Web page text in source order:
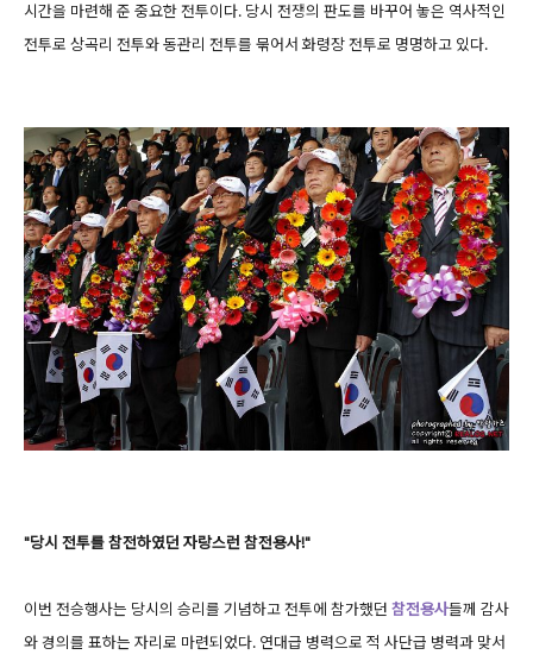
시간을 마련해 준 중요한 전투이다. 당시 전쟁의 판도를 바꾸어 놓은 역사적인
전투로 상곡리 전투와 동관리 전투를 묶어서 화령장 전투로 명명하고 있다.
"당시 전투를 참전하였던 자랑스런 참전용사!"
이번 전승행사는 당시의 승리를 기념하고 전투에 참가했던 참전용사들께 감사
와 경의를 표하는 자리로 마련되었다. 연대급 병력으로 적 사단급 병력과 맞서